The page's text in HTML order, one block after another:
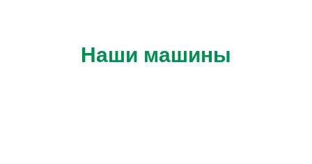
Наши машины